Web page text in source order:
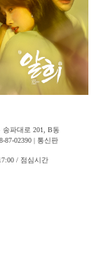
파대로 201, B동
87-02390 | 통신판
/ 점심시간